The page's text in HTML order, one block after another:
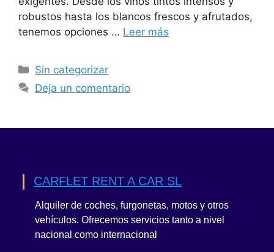
robustos hasta los blancos frescos y afrutados,
tenemos opciones … Leer más
Categorías
Sin categorizar
Deja un comentario
CARFLET RENT A CAR SL
Alquiler de coches, furgonetas, motos y otros
vehículos. Ofrecemos servicios tanto a nivel
nacional como internacional